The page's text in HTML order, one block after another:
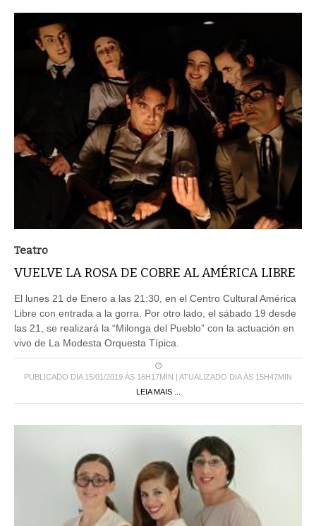
Teatro
VUELVE LA ROSA DE COBRE AL AMÉRICA LIBRE
El lunes 21 de Enero a las 21:30, en el Centro Cultural América
Libre con entrada a la gorra. Por otro lado, el sábado 19 desde
las 21, se realizará la “Milonga del Pueblo” con la actuación en
vivo de La Modesta Orquesta Típica.
PUBLICADO DIA 15/01/2019 ÀS 16H17MIN | ATUALIZADO DIA ÀS 15H47MIN
LEIA MAIS ...